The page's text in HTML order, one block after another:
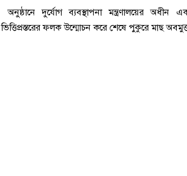
অনুষ্ঠানে দুর্যোগ ব্যবস্থাপনা মন্ত্রণালয়ের অধীন
ভিত্তিপ্রস্তরের ফলক উন্মোচন করে শেষে পুকুরে মাছ